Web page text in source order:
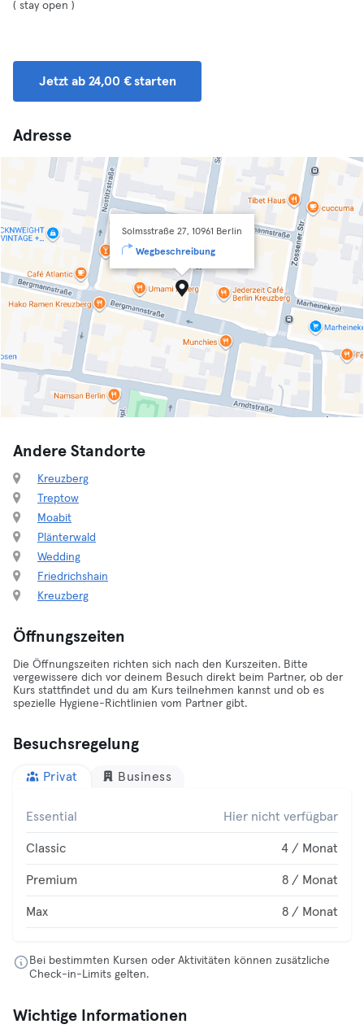
( stay open )
Jetzt ab 24,00 € starten
Adresse
Solmsstraße 27, 10961 Berlin
Wegbeschreibung
Andere Standorte
Kreuzberg
Treptow
Moabit
Plänterwald
Wedding
Friedrichshain
Kreuzberg
Öffnungszeiten
Die Öffnungszeiten richten sich nach den Kurszeiten. Bitte
vergewissere dich vor deinem Besuch direkt beim Partner, ob der
Kurs stattfindet und du am Kurs teilnehmen kannst und ob es
spezielle Hygiene-Richtlinien vom Partner gibt.
Besuchsregelung
Privat Business
Essential Hier nicht verfügbar
Classic 4 / Monat
Premium 8 / Monat
Max 8 / Monat
Bei bestimmten Kursen oder Aktivitäten können zusätzliche
Check-in-Limits gelten.
Wichtige Informationen